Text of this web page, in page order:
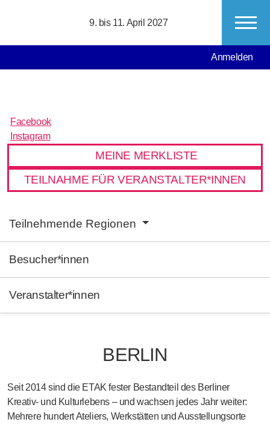
9. bis 11. April 2027
USER
Anmelden
FacebookFacebook
InstagramInstagram
MEINE MERKLISTE
TEILNAHME FÜR VERANSTALTER*INNEN
Teilnehmende Regionen
Besucher*innen
Veranstalter*innen
BERLIN
Seit 2014 sind die ETAK fester Bestandteil des Berliner
Kreativ- und Kulturlebens – und wachsen jedes Jahr weiter:
Mehrere hundert Ateliers, Werkstätten und Ausstellungsorte